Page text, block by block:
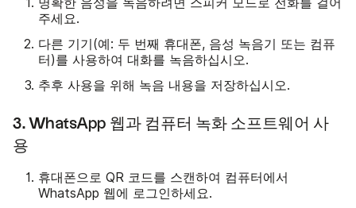
주세요.
다른 기기(예: 두 번째 휴대폰, 음성 녹음기 또는 컴퓨
터)를 사용하여 대화를 녹음하십시오.
추후 사용을 위해 녹음 내용을 저장하십시오.
3. WhatsApp 웹과 컴퓨터 녹화 소프트웨어 사
용
휴대폰으로 QR 코드를 스캔하여 컴퓨터에서
WhatsApp 웹에 로그인하세요.